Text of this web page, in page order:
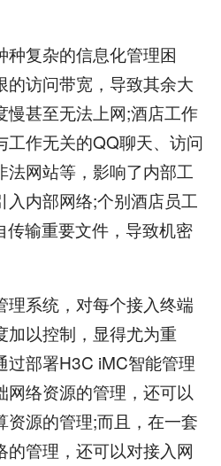
复杂的信息化管理困
的访问带宽，导致其余大
慢甚至无法上网;酒店工作
工作无关的QQ聊天、访问
法网站等，影响了内部工
内部网络;个别酒店员工
输重要文件，导致机密
系统，对每个接入终端
加以控制，显得尤为重
过部署H3C iMC智能管理
网络资源的管理，还可以
资源的管理;而且，在一套
的管理，还可以对接入网